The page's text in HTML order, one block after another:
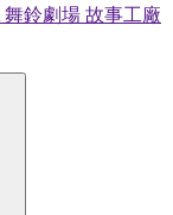
舞鈴劇場 故事工廠